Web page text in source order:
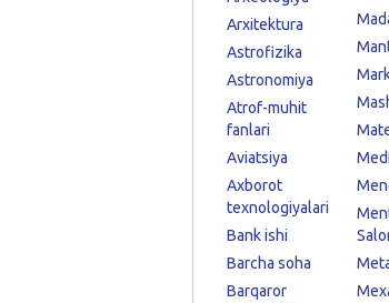
Arxitektura
Astrofizika
Astronomiya
Atrof-muhit
fanlari
Aviatsiya
Axborot
texnologiyalari
Bank ishi
Barcha soha
Barqaror